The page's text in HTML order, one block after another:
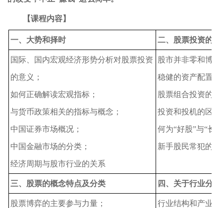
【课程内容】
一、大势和择时 二、股票投资的
国际、国内宏观经济形势分析对股票投资
的意义；
如何正确解读宏观指标；
与货币政策相关的指标与概念；
中国证券市场概况；
中国金融市场的分类；
经济周期与股市行业的关系
股市并非零和博
稳健的资产配置
股票组合投资的
投资和投机的区
何为“好股”与“长
新手股民常犯的
三、股票的概念特点及分类 四、关于行业分
股票博弈的主要参与力量； 行业结构和产业